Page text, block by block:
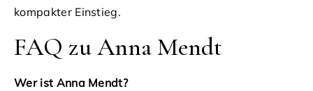
kompakter Einstieg.
FAQ zu Anna Mendt
Wer ist Anna Mendt?